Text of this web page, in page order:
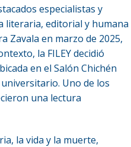
especialistas y
literaria, editorial y humana
Zavala en marzo de 2025,
la FILEY decidió
en el Salón Chichén
Uno de los
una lectura
la vida y la muerte,